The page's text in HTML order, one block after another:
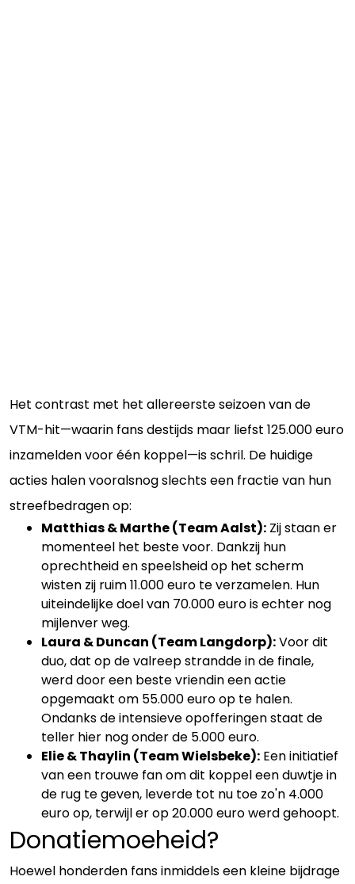
Het contrast met het allereerste seizoen van de
VTM-hit—waarin fans destijds maar liefst 125.000 euro
inzamelden voor één koppel—is schril. De huidige
acties halen vooralsnog slechts een fractie van hun
streefbedragen op:
Matthias & Marthe (Team Aalst): Zij staan er
momenteel het beste voor. Dankzij hun
oprechtheid en speelsheid op het scherm
wisten zij ruim 11.000 euro te verzamelen. Hun
uiteindelijke doel van 70.000 euro is echter nog
mijlenver weg.
Laura & Duncan (Team Langdorp):Voor dit
duo, dat op de valreep strandde in de finale,
werd door een beste vriendin een actie
opgemaakt om 55.000 euro op te halen.
Ondanks de intensieve opofferingen staat de
teller hier nog onder de 5.000 euro.
Elie & Thaylin (Team Wielsbeke): Een initiatief
van een trouwe fan om dit koppel een duwtje in
de rug te geven, leverde tot nu toe zo'n 4.000
euro op, terwijl er op 20.000 euro werd gehoopt.
Donatiemoeheid?
Hoewel honderden fans inmiddels een kleine bijdrage